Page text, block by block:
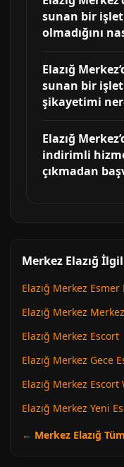
sunan bir
olmadığını
Elazığ
sunan bir
şikayetimi
Elazığ
indirimli
çıkmadan
Merkez Elazığ
Elazığ Merkez Esmer
Elazığ Merkez
Elazığ Merkez Escort
Elazığ Merkez Gece
Elazığ Merkez Escort
Elazığ Merkez Yeni
← Merkez Elazığ